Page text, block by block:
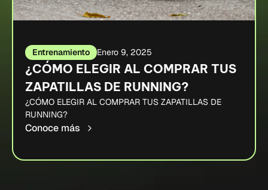
Entrenamiento Enero 9, 2025
¿CÓMO ELEGIR AL COMPRAR TUS
ZAPATILLAS DE RUNNING?
¿CÓMO ELEGIR AL COMPRAR TUS ZAPATILLAS DE
RUNNING?
Conoce más